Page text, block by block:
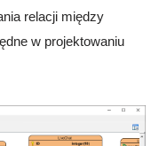
relacji między
w projektowaniu